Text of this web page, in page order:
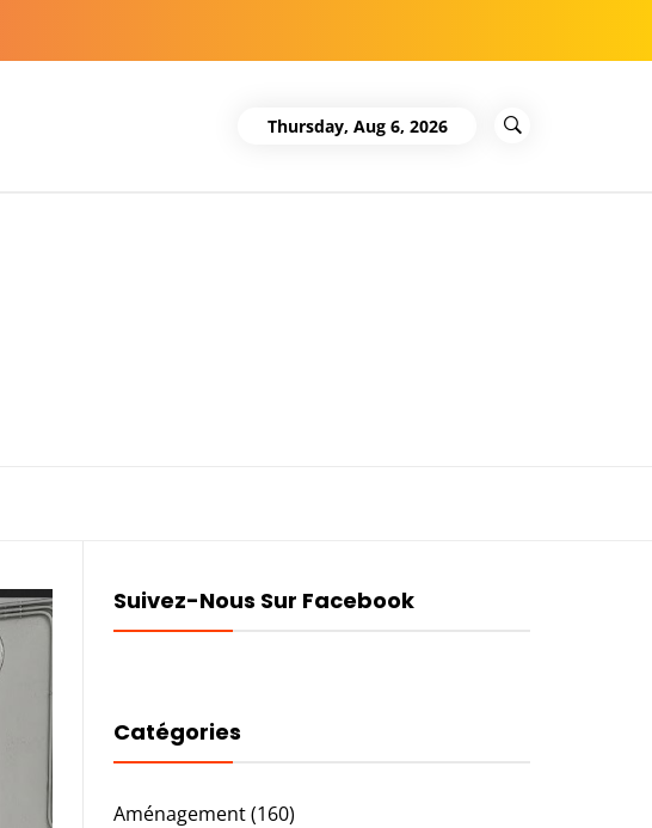
Thursday, Aug 6, 2026
Suivez-Nous Sur Facebook
Catégories
Aménagement(160)